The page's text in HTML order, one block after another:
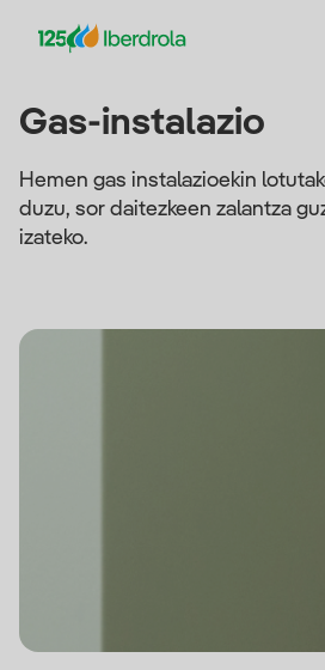
Gas-instalazio
Hemen gas instalazioekin
duzu, sor daitezkeen zalantza
izateko.